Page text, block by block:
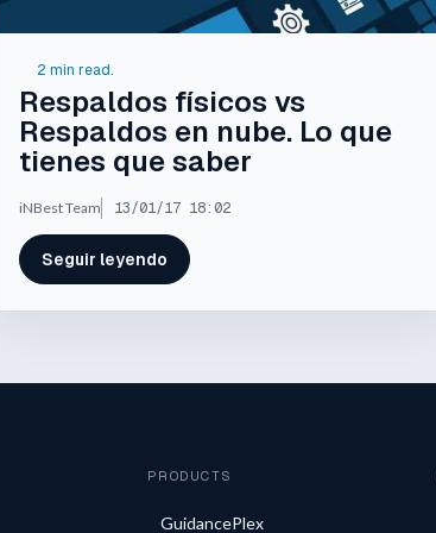
2 min read.
Respaldos físicos vs
Respaldos en nube. Lo que
tienes que saber
iNBest Team 13/01/17 18:02
Seguir leyendo
PRODUCTS
GuidancePlex